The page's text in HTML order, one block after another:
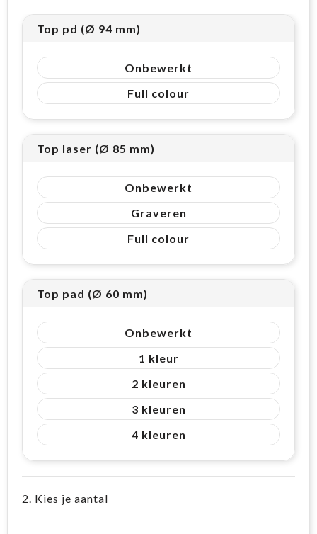
Top pd (Ø 94 mm)
Onbewerkt
Full colour
Top laser (Ø 85 mm)
Onbewerkt
Graveren
Full colour
Top pad (Ø 60 mm)
Onbewerkt
1
2
3
4
2. Kies je aantal